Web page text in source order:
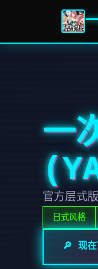
一
官方层式
日式风格
🔎 现